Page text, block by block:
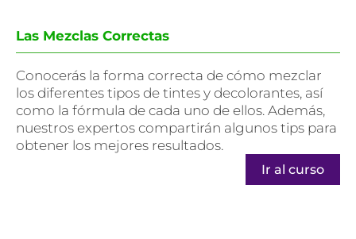
Las Mezclas Correctas
Conocerás la forma correcta de cómo mezclar
los diferentes tipos de tintes y decolorantes, así
como la fórmula de cada uno de ellos. Además,
nuestros expertos compartirán algunos tips para
obtener los mejores resultados.
Ir al curso